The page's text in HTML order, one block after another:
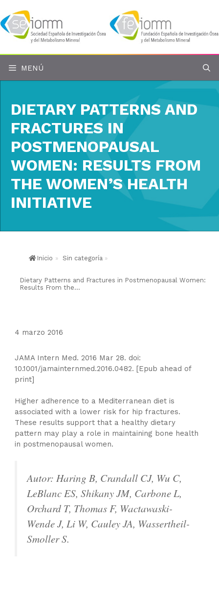
al
contenido
MENÚ
DIETARY PATTERNS AND
FRACTURES IN
POSTMENOPAUSAL
WOMEN: RESULTS FROM
THE WOMEN’S HEALTH
INITIATIVE
Inicio » Sin categoría »
Dietary Patterns and Fractures in Postmenopausal Women:
Results From the...
4 marzo 2016
JAMA Intern Med. 2016 Mar 28. doi:
10.1001/jamainternmed.2016.0482. [Epub ahead of
print]
Higher adherence to a Mediterranean diet is
associated with a lower risk for hip fractures.
These results support that a healthy dietary
pattern may play a role in maintaining bone health
in postmenopausal women.
Autor: Haring B, Crandall CJ, Wu C,
LeBlanc ES, Shikany JM, Carbone L,
Orchard T, Thomas F, Wactawaski-
Wende J, Li W, Cauley JA, Wassertheil-
Smoller S.